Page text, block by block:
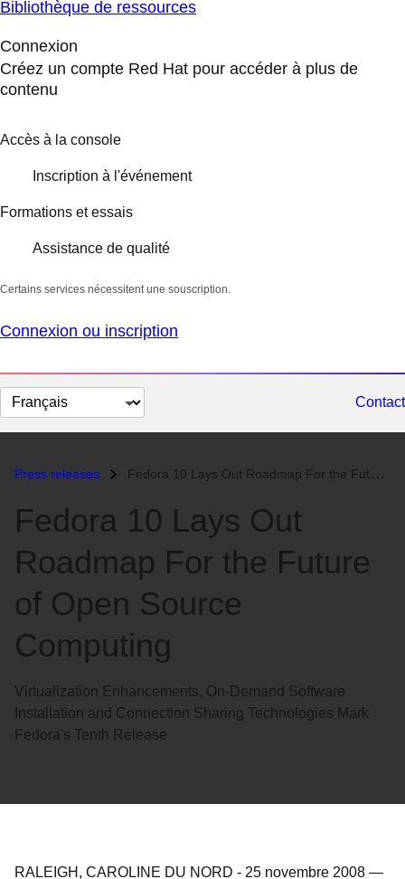
Bibliothèque de ressources
Connexion
Créez un compte Red Hat pour accéder à plus de
contenu
Accès à la console
Inscription à l'événement
Formations et essais
Assistance de qualité
Certains services nécessitent une souscription.
Connexion ou inscription
Changer
la
Contact
Press releases Fedora 10 Lays Out Roadmap For the Future of Open Source Computing...
Fedora 10 Lays Out
Roadmap For the Future
of Open Source
Computing
Virtualization Enhancements, On-Demand Software
Installation and Connection Sharing Technologies Mark
Fedora's Tenth Release
RALEIGH, CAROLINE DU NORD - 25 novembre 2008 —